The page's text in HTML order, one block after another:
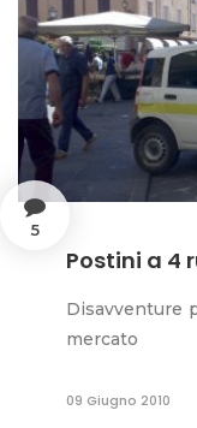
5
Postini a 4
Disavventure
mercato
09 Giugno 2010